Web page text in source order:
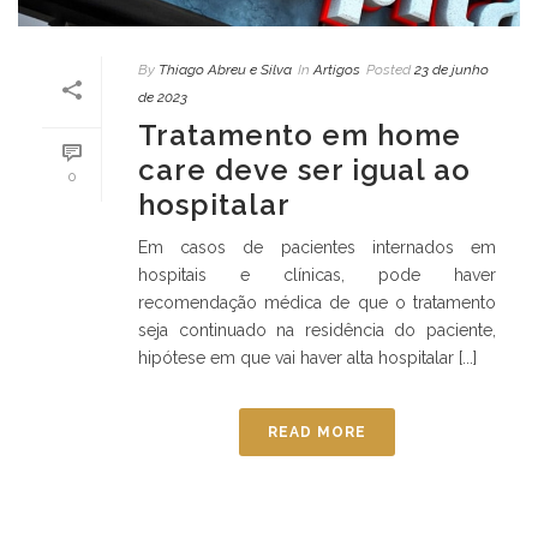
0
By Thiago Abreu e Silva In Artigos Posted 23 de junho
de 2023
Tratamento em home
care deve ser igual ao
hospitalar
Em casos de pacientes internados em
hospitais e clínicas, pode haver
recomendação médica de que o tratamento
seja continuado na residência do paciente,
hipótese em que vai haver alta hospitalar [...]
READ MORE